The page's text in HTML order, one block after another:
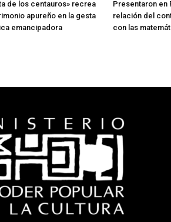
de los centauros» recrea
apureño en la gesta
emancipadora
Presentaron en
relación del
con las